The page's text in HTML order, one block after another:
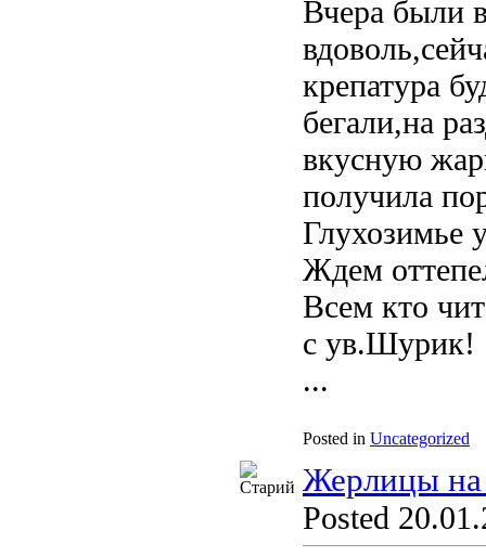
Вчера были
крепатура
бегали,на
вкусную
получила
Глухозимье
Ждем
Всем кто
с ув.Шурик!
...
Posted in Uncategorized
Жерлицы
Posted